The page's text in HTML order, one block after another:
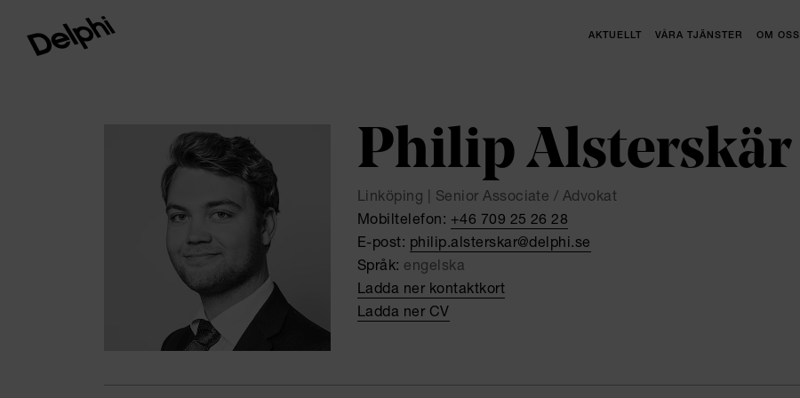
AKTUELLT VÅRA TJÄNSTER OM OSS
Philip Alsterskär
Linköping | Senior Associate / Advokat
Mobiltelefon: +46 709 25 26 28
E-post: philip.alsterskar@delphi.se
Språk: engelska
Ladda ner kontaktkort
Ladda ner CV